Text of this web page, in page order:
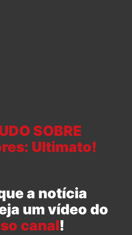
SOBRE
Ultimato!
a notícia
um vídeo do
canal!